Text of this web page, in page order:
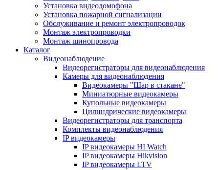
Установка видеодомофона
Установка пожарной сигнализации
Обслуживание и ремонт электропроводок
Монтаж электропроводки
Монтаж шинопровода
Каталог
Видеонаблюдение
Видеорегистраторы для видеонаблюдения
Камеры для видеонаблюдения
Видеокамеры "Шар в стакане"
Миниатюрные видеокамеры
Купольные видеокамеры
Цилиндрические видеокамеры
Видеорегистраторы для транспорта
Комплекты видеонаблюдения
IP видеокамеры
IP видеокамеры HI Watch
IP видеокамеры Hikvision
IP видеокамеры LTV